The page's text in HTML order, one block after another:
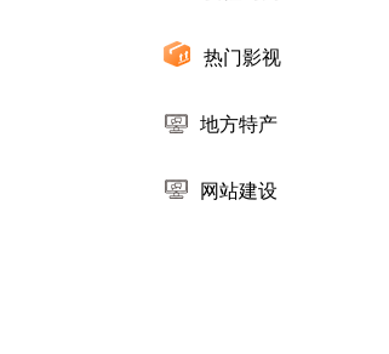
热门影视
地方特产
网站建设